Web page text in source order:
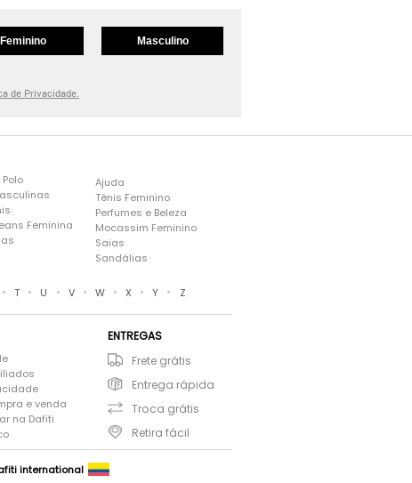
Feminino Masculino
de Privacidade.
Feminina
Ajuda
Tênis Feminino
Perfumes e Beleza
Mocassim Feminino
Saias
Sandálias
• T • U • V • W • X • Y • Z
e venda
na Dafiti
ENTREGAS
Frete grátis
Entrega rápida
Troca grátis
Retira fácil
international